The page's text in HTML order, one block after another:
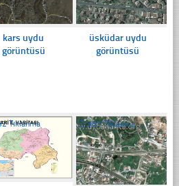
kars uydu
görüntüsü
üsküdar uydu
görüntüsü
Tıklanma ☐381 Tıklanma